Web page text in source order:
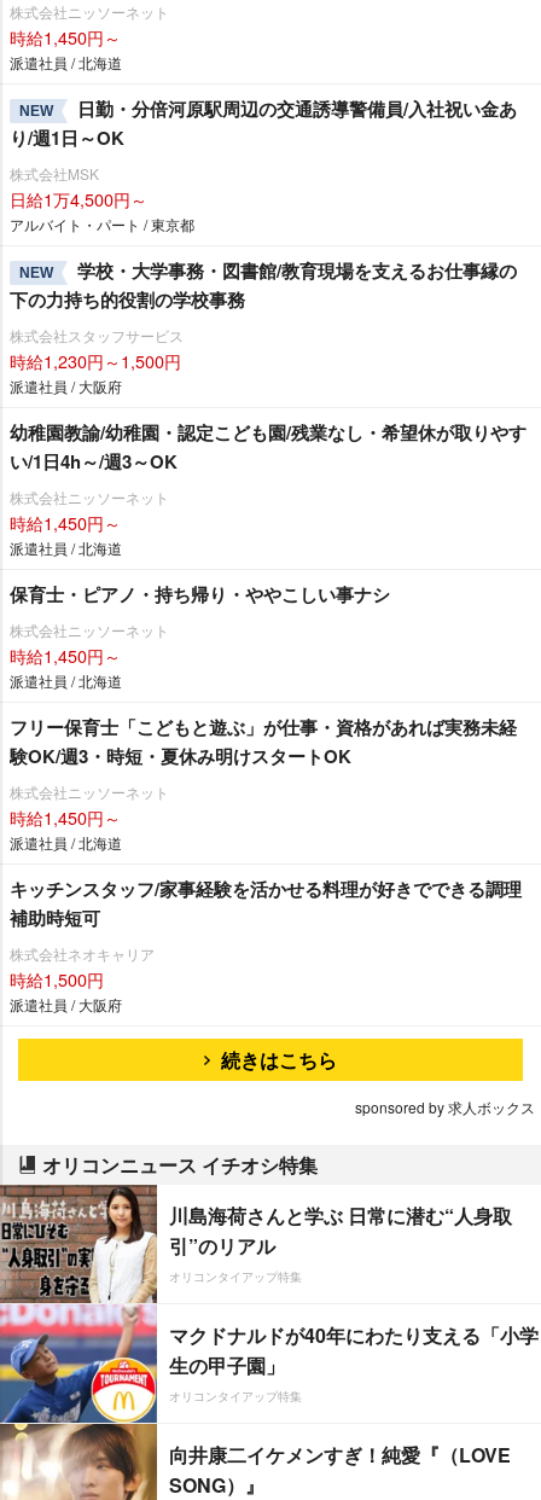
株式会社ニッソーネット
時給1,450円～
派遣社員 / 北海道
NEW
日勤・分倍河原駅周辺の交通誘導警備員/入社祝い金あ
り/週1日～OK
株式会社MSK
日給1万4,500円～
アルバイト・パート / 東京都
NEW
学校・大学事務・図書館/教育現場を支えるお仕事縁の
下の力持ち的役割の学校事務
株式会社スタッフサービス
時給1,230円～1,500円
派遣社員 / 大阪府
幼稚園教諭/幼稚園・認定こども園/残業なし・希望休が取りやす
い/1日4h～/週3～OK
株式会社ニッソーネット
時給1,450円～
派遣社員 / 北海道
保育士・ピアノ・持ち帰り・ややこしい事ナシ
株式会社ニッソーネット
時給1,450円～
派遣社員 / 北海道
フリー保育士「こどもと遊ぶ」が仕事・資格があれば実務未経
験OK/週3・時短・夏休み明けスタートOK
株式会社ニッソーネット
時給1,450円～
派遣社員 / 北海道
キッチンスタッフ/家事経験を活かせる料理が好きでできる調理
補助時短可
株式会社ネオキャリア
時給1,500円
派遣社員 / 大阪府
続きはこちら
sponsored by 求人ボックス
オリコンニュース イチオシ特集
川島海荷さんと学ぶ 日常に潜む“人身取
引”のリアル
オリコンタイアップ特集
マクドナルドが40年にわたり支える「小学
生の甲子園」
オリコンタイアップ特集
向井康二イケメンすぎ！純愛『（LOVE
SONG）』